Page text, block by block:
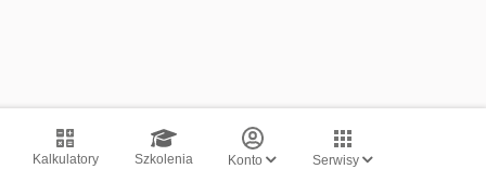
Kalkulatory Szkolenia Konto Serwisy